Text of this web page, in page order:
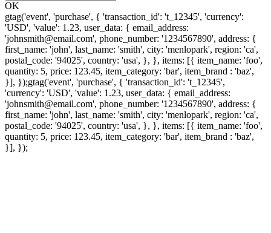
OK
gtag('event', 'purchase', { 'transaction_id': 't_12345', 'currency':
'USD', 'value': 1.23, user_data: { email_address:
'johnsmith@email.com', phone_number: '1234567890', address: {
first_name: 'john', last_name: 'smith', city: 'menlopark', region: 'ca',
postal_code: '94025', country: 'usa', }, }, items: [{ item_name: 'foo',
quantity: 5, price: 123.45, item_category: 'bar', item_brand : 'baz',
}], });gtag('event', 'purchase', { 'transaction_id': 't_12345',
'currency': 'USD', 'value': 1.23, user_data: { email_address:
'johnsmith@email.com', phone_number: '1234567890', address: {
first_name: 'john', last_name: 'smith', city: 'menlopark', region: 'ca',
postal_code: '94025', country: 'usa', }, }, items: [{ item_name: 'foo',
quantity: 5, price: 123.45, item_category: 'bar', item_brand : 'baz',
}], });